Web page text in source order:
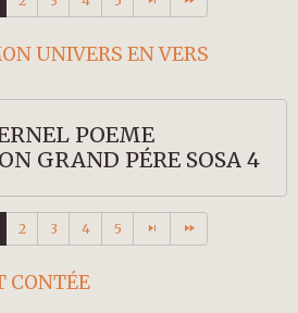
POEME
GRAND PÉRE SOSA 4
2 3 4 5